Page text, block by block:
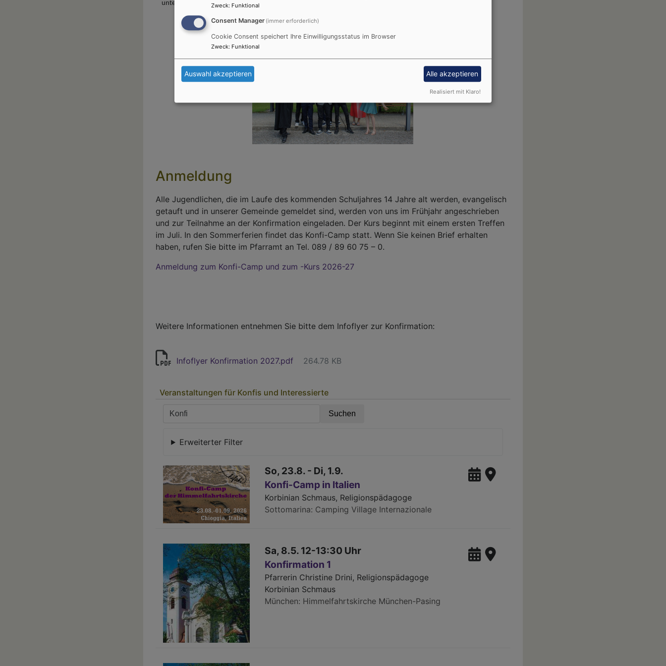
unterwegs zu sein!
Anmeldung
Alle Jugendlichen, die im Laufe des kommenden Schuljahres 14 Jahre alt werden, evangelisch
getauft und in unserer Gemeinde gemeldet sind, werden von uns im Frühjahr angeschrieben
und zur Teilnahme an der Konfirmation eingeladen. Der Kurs beginnt mit einem ersten Treffen
im Juli. In den Sommerferien findet das Konfi-Camp statt. Wenn Sie keinen Brief erhalten
haben, rufen Sie bitte im Pfarramt an Tel. 089 / 89 60 75 – 0.
Anmeldung zum Konfi-Camp und zum -Kurs 2026-27
Weitere Informationen entnehmen Sie bitte dem Infoflyer zur Konfirmation:
Infoflyer Konfirmation 2027.pdf 264.78 KB
Veranstaltungen für Konfis und Interessierte
Erweiterter Filter
So, 23.8. - Di, 1.9.
Konfi-Camp in Italien
Korbinian Schmaus, Religionspädagoge
Sottomarina Camping Village Internazionale
Sa, 8.5. 12-13:30 Uhr
Konfirmation 1
Pfarrerin Christine Drini, Religionspädagoge
Korbinian Schmaus
München Himmelfahrtskirche München-Pasing
Zweck: Funktional
Consent Manager (immer erforderlich)
Cookie Consent speichert Ihre Einwilligungsstatus im Browser
Zweck: Funktional
Auswahl akzeptieren Alle akzeptieren
Realisiert mit Klaro!